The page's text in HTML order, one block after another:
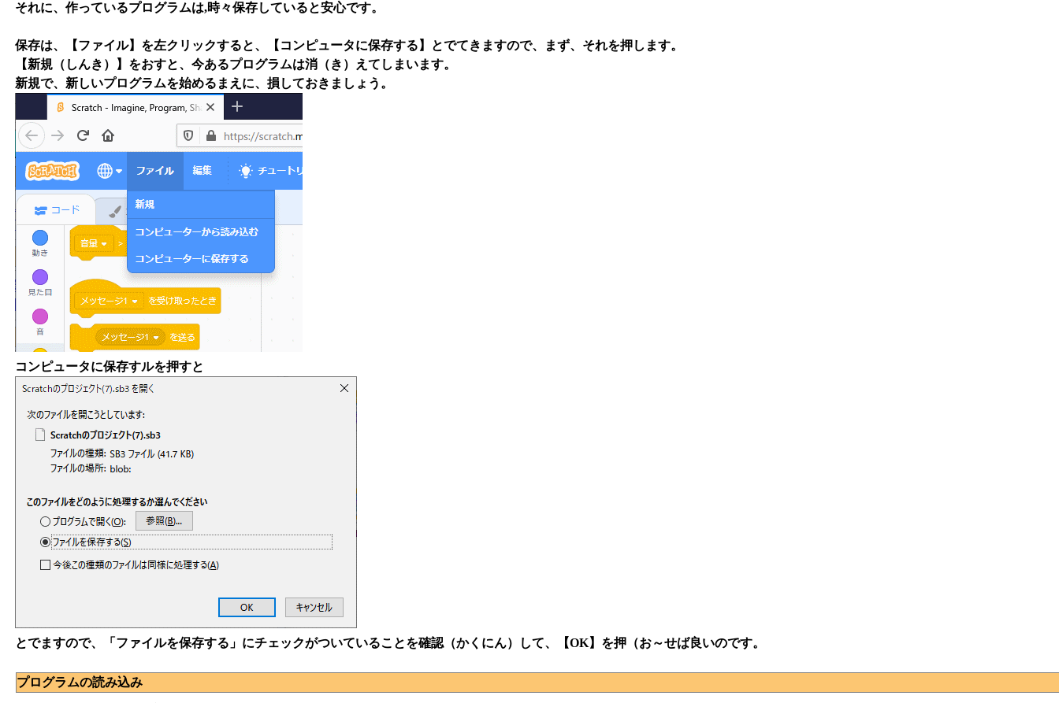
それに、作っているプログラムは,時々保存していると安心です。
保存は、【ファイル】を左クリックすると、【コンピュータに保存する】とでてきますので、まず、それを押します。
【新規（しんき）】をおすと、今あるプログラムは消（き）えてしまいます。
新規で、新しいプログラムを始めるまえに、損しておきましょう。
コンピュータに保存すルを押すと
とでますので、「ファイルを保存する」にチェックがついていることを確認（かくにん）して、【OK】を押（お～せば良いのです。
プログラムの読み込み